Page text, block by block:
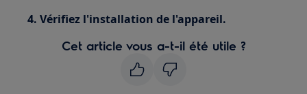
4. Vérifiez l'installation de l'appareil.
Cet article vous a-t-il été utile ?